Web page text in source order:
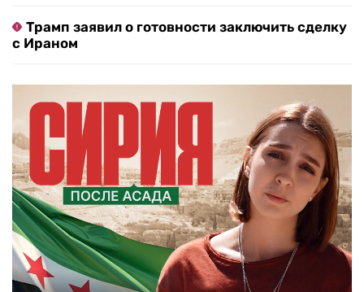
Трамп заявил о готовности заключить сделку
с Ираном